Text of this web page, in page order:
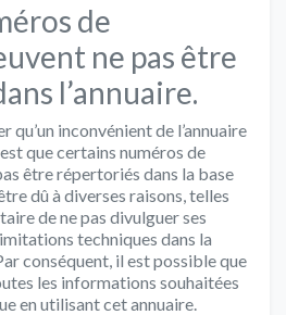
de
ne pas être
l’annuaire.
inconvénient de l’annuaire
que certains numéros de
être répertoriés dans la base
dû à diverses raisons, telles
de ne pas divulguer ses
techniques dans la
conséquent, il est possible que
les informations souhaitées
en utilisant cet annuaire.